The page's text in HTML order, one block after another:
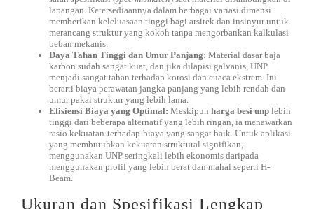
lapangan. Ketersediaannya dalam berbagai variasi dimensi
memberikan keleluasaan tinggi bagi arsitek dan insinyur untuk
merancang struktur yang kokoh tanpa mengorbankan kalkulasi
beban mekanis.
Daya Tahan Tinggi dan Umur Panjang: Material dasar baja
karbon sudah sangat kuat, dan jika dilapisi galvanis, UNP
menjadi sangat tahan terhadap korosi dan cuaca ekstrem. Ini
berarti biaya perawatan jangka panjang yang lebih rendah dan
umur pakai struktur yang lebih lama.
Efisiensi Biaya yang Optimal: Meskipun harga besi unp lebih
tinggi dari beberapa alternatif yang lebih ringan, ia menawarkan
rasio kekuatan-terhadap-biaya yang sangat baik. Untuk aplikasi
yang membutuhkan kekuatan struktural signifikan,
menggunakan UNP seringkali lebih ekonomis daripada
menggunakan profil yang lebih berat dan mahal seperti H-
Beam.
Ukuran dan Spesifikasi Lengkap